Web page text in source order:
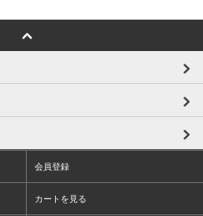
会員登録
カートを見る